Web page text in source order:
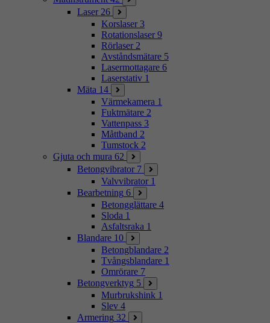
Laser 26
Korslaser 3
Rotationslaser 9
Rörlaser 2
Avståndsmätare 5
Lasermottagare 6
Laserstativ 1
Mäta 14
Värmekamera 1
Fuktmätare 2
Vattenpass 3
Måttband 2
Tumstock 2
Gjuta och mura 62
Betongvibrator 7
Valvvibrator 1
Bearbetning 6
Betongglättare 4
Sloda 1
Asfaltsraka 1
Blandare 10
Betongblandare 2
Tvångsblandare 1
Omrörare 7
Betongverktyg 5
Murbrukshink 1
Slev 4
Armering 32